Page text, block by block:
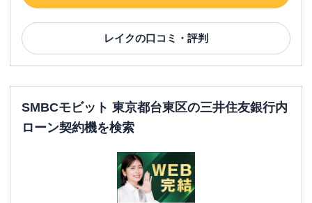
レイクの口コミ・評判
SMBCモビット 東京都台東区の三井住友銀行内
ローン契約機を検索